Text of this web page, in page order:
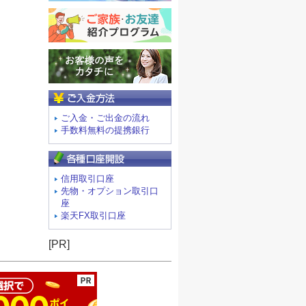
ご入金・ご出金の流れ
手数料無料の提携銀行
信用取引口座
先物・オプション取引口
座
楽天FX取引口座
[PR]